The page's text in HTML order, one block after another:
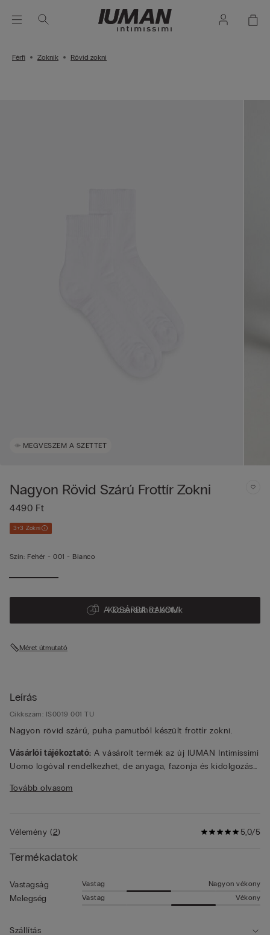
Férfi Zoknik Rövid zokni
MEGVESZEM A SZETTET
Nagyon Rövid Szárú Frottír Zokni
4490 Ft
3+3 Zokni
Szín: Fehér -001 - Bianco
KOSÁRBA RAKOM
A kosaradhoz adtuk
Méret útmutató
Leírás
Cikkszám: IS0019 001 TU
Nagyon rövid szárú, puha pamutból készült frottír zokni.
Vásárlói tájékoztató: A vásárolt termék az új IUMAN Intimissimi
Uomo logóval rendelkezhet, de anyaga, fazonja és kidolgozása
Tovább olvasom
5,0/5
Vélemény(2)
Termékadatok
Vastagság Vastag Nagyon vékony
Melegség Vastag Vékony
Szállítás